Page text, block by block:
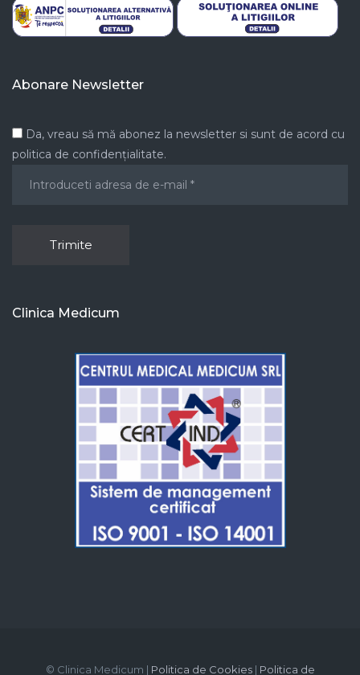
Abonare Newsletter
Da, vreau să mă abonez la newsletter si sunt de acord cu
politica de confidențialitate.
Clinica Medicum
© Clinica Medicum | Politica de Cookies| Politica de